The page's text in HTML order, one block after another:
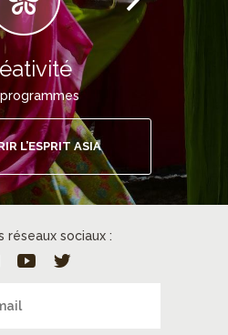
L’ESPRIT ASIA
réseaux sociaux :